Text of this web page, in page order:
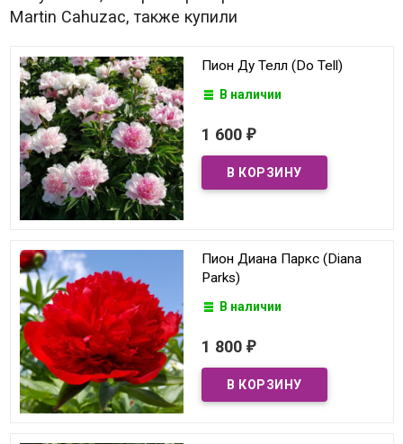
Martin Cahuzac, также купили
Пион Ду Телл (Do Tell)
В наличии
1 600 ₽
Пион Диана Паркс (Diana
Parks)
В наличии
1 800 ₽